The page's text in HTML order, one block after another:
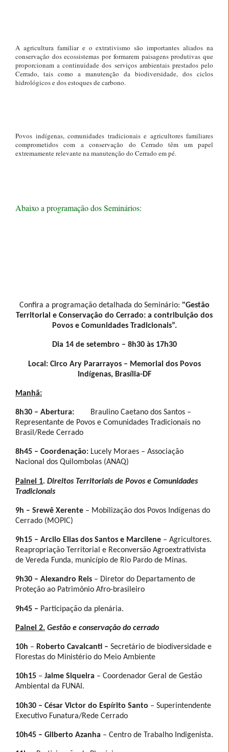
A agricultura familiar e o extrativismo são importantes aliados na
conservação dos ecossistemas por formarem paisagens produtivas que
proporcionam a continuidade dos serviços ambientais prestados pelo
Cerrado, tais como a manutenção da biodiversidade, dos ciclos
hidrológicos e dos estoques de carbono.
Povos indígenas, comunidades tradicionais e agricultores familiares
comprometidos com a conservação do Cerrado têm um papel
extremamente relevante na manutenção do Cerrado em pé.
Abaixo a programação dos Seminários:
Confira a programação detalhada do Seminário: "Gestão
Territorial e Conservação do Cerrado: a contribuição dos
Povos e Comunidades Tradicionais”.
Dia 14 de setembro – 8h30 às 17h30
Local: Circo Ary Pararrayos – Memorial dos Povos
Indígenas, Brasília-DF
Manhã:
8h30 – Abertura: Braulino Caetano dos Santos –
Representante de Povos e Comunidades Tradicionais no
Brasil/Rede Cerrado
8h45 – Coordenação: Lucely Moraes – Associação
Nacional dos Quilombolas (ANAQ)
Painel 1. Direitos Territoriais de Povos e Comunidades
Tradicionais
9h – Srewê Xerente – Mobilização dos Povos Indígenas do
Cerrado (MOPIC)
9h15 – Arcilo Elias dos Santos e Marcilene – Agricultores.
Reapropriação Territorial e Reconversão Agroextrativista
de Vereda Funda, município de Rio Pardo de Minas.
9h30 – Alexandro Reis – Diretor do Departamento de
Proteção ao Patrimônio Afro-brasileiro
9h45 – Participação da plenária.
Painel 2. Gestão e conservação do cerrado
10h – Roberto Cavalcanti – Secretário de biodiversidade e
Florestas do Ministério do Meio Ambiente
10h15 – Jaime Siqueira – Coordenador Geral de Gestão
Ambiental da FUNAI.
10h30 – César Victor do Espírito Santo – Superintendente
Executivo Funatura/Rede Cerrado
10h45 – Gilberto Azanha – Centro de Trabalho Indigenista.